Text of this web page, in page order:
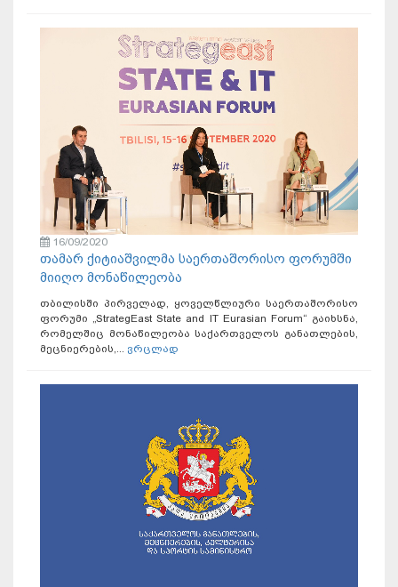
16/09/2020
თამარ ქიტიაშვილმა საერთაშორისო ფორუმში
მიიღო მონაწილეობა
თბილისში პირველად, ყოველწლიური საერთაშორისო
ფორუმი „StrategEast State and IT Eurasian Forum“ გაიხსნა,
რომელშიც მონაწილეობა საქართველოს განათლების,
მეცნიერების,... ვრცლად